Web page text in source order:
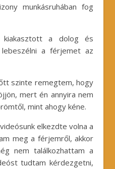
munkásruhában fog
kiakasztott a dolog és
a férjemet az
szinte remegtem, hogy
mert én annyira nem
mint ahogy kéne.
elkezdte volna a
meg a férjemről, akkor
nem találkozhattam a
tudtam kérdezgetni,